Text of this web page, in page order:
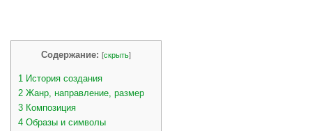
Содержание: [скрыть]
1
История создания
2 Жанр, направление, размер
3 Композиция
4 Образы и символы